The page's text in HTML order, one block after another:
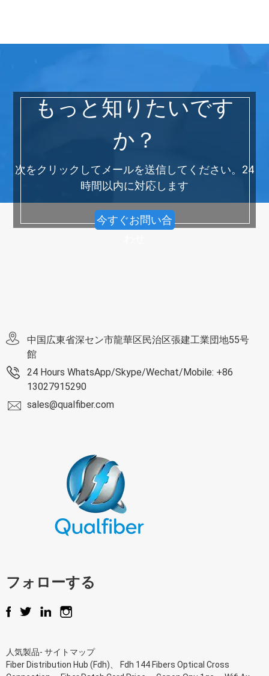
もっと知りたいです
か？
次をクリックしてメールを送信してください。24
時間以内に対応します
今すぐお問い合
中国広東省深セン市龍華区民治区張建工業団地55号
館
24 Hours WhatsApp/Skype/Wechat/Mobile: +86
13027915290
sales@qualfiber.com
フォローする
人気製品- サイトマップ
Fiber Distribution Hub (Fdh)
Fdh 144 Fibers Optical Cross